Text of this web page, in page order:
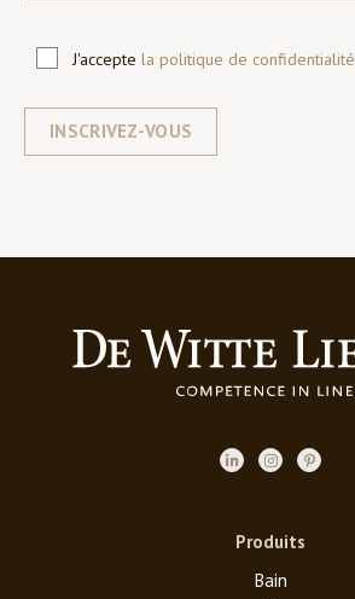
J'accepte la politique de confidentialité
INSCRIVEZ-VOUS
Produits
Bain